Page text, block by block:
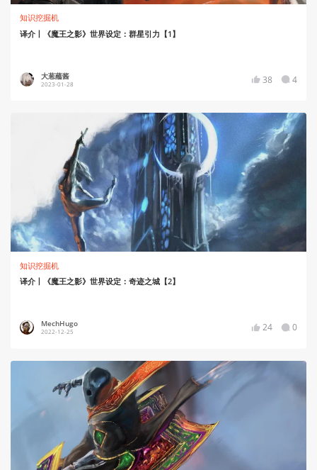
知识挖掘机
译介丨《魔王之影》世界设定：群星引力【1】
大葱蘸酱
2023-01-28 38 4
知识挖掘机
译介丨《魔王之影》世界设定：奇迹之城【2】
MechHugo
2022-12-25 24 0